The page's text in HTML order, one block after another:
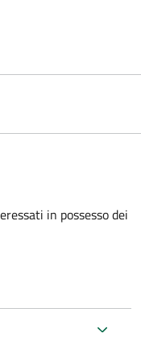
in possesso dei